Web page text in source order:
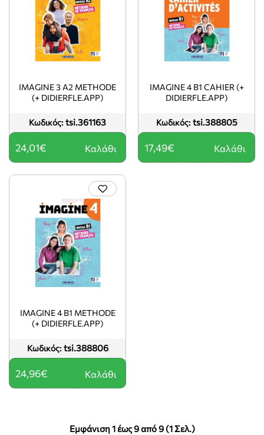
Κωδικός: tsi.361163
IMAGINE 3 A2 METHODE
(+ DIDIERFLE.APP)
24,01€ Καλάθι
Κωδικός: tsi.388805
IMAGINE 4 B1 CAHIER (+
DIDIERFLE.APP)
17,49€ Καλάθι
Κωδικός: tsi.388806
IMAGINE 4 B1 METHODE
(+ DIDIERFLE.APP)
24,96€ Καλάθι
Εμφάνιση 1 έως 9 από 9 (1 Σελ.)